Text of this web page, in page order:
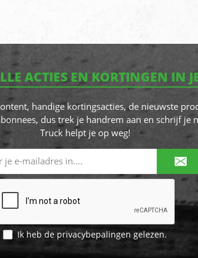
ACTIES EN KORTINGEN IN
handige kortingsacties, de nieuwste
dus trek je handrem aan en schrijf je
Truck helpt je op weg!
mailadres*
Ik heb de privacybepalingen gelezen.